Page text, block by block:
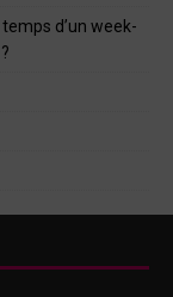
d’un week-